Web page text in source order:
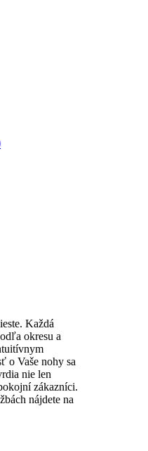
Každá
okresu a
o Vaše nohy sa
nie len
zákazníci.
nájdete na